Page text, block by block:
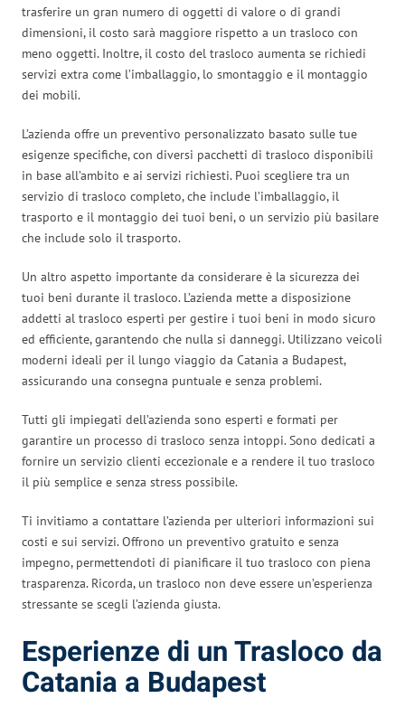
trasferire un gran numero di oggetti di valore o di grandi
dimensioni, il costo sarà maggiore rispetto a un trasloco con
meno oggetti. Inoltre, il costo del trasloco aumenta se richiedi
servizi extra come l’imballaggio, lo smontaggio e il montaggio
dei mobili.
L’azienda offre un preventivo personalizzato basato sulle tue
esigenze specifiche, con diversi pacchetti di trasloco disponibili
in base all’ambito e ai servizi richiesti. Puoi scegliere tra un
servizio di trasloco completo, che include l’imballaggio, il
trasporto e il montaggio dei tuoi beni, o un servizio più basilare
che include solo il trasporto.
Un altro aspetto importante da considerare è la sicurezza dei
tuoi beni durante il trasloco. L’azienda mette a disposizione
addetti al trasloco esperti per gestire i tuoi beni in modo sicuro
ed efficiente, garantendo che nulla si danneggi. Utilizzano veicoli
moderni ideali per il lungo viaggio da Catania a Budapest,
assicurando una consegna puntuale e senza problemi.
Tutti gli impiegati dell’azienda sono esperti e formati per
garantire un processo di trasloco senza intoppi. Sono dedicati a
fornire un servizio clienti eccezionale e a rendere il tuo trasloco
il più semplice e senza stress possibile.
Ti invitiamo a contattare l’azienda per ulteriori informazioni sui
costi e sui servizi. Offrono un preventivo gratuito e senza
impegno, permettendoti di pianificare il tuo trasloco con piena
trasparenza. Ricorda, un trasloco non deve essere un’esperienza
stressante se scegli l’azienda giusta.
Esperienze di un Trasloco da
Catania a Budapest